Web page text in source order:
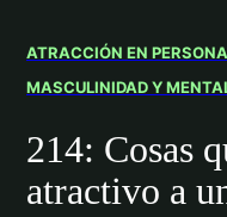
ATRACCIÓN EN PERSONA
MASCULINIDAD Y
214: Cosas
atractivo a